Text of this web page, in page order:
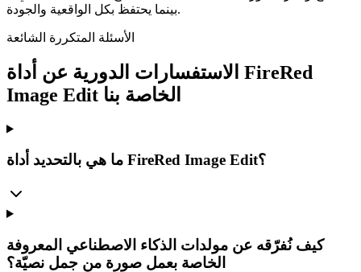
بينما يحتفظ بكل الواقعية والجودة.
الأسئلة المتكررة الشائعة
الاستفسارات الدورية عن أداة FireRed
Image Edit الخاصة بنا
ما هي بالتحديد أداة FireRed Image Edit؟
كيف نُفرّقه عن مولدات الذكاء الاصطناعي المعروفة
الخاصة بعمل صورة من جمل نصيّة؟